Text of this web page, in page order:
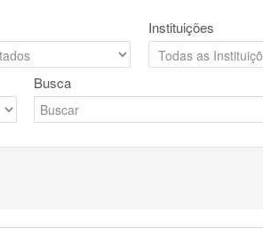
Instituições
Busca